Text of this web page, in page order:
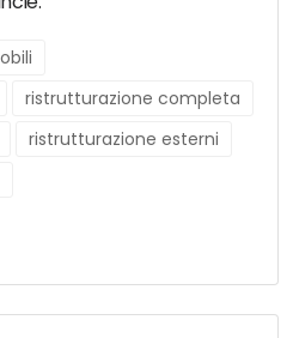
ristrutturazione completa
ristrutturazione esterni